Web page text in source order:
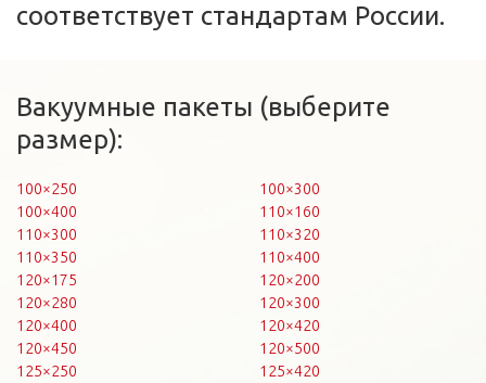
соответствует стандартам России.
Вакуумные пакеты (выберите
размер):
100×250
100×300
100×400
110×160
110×300
110×320
110×350
110×400
120×175
120×200
120×280
120×300
120×400
120×420
120×450
120×500
125×250
125×420